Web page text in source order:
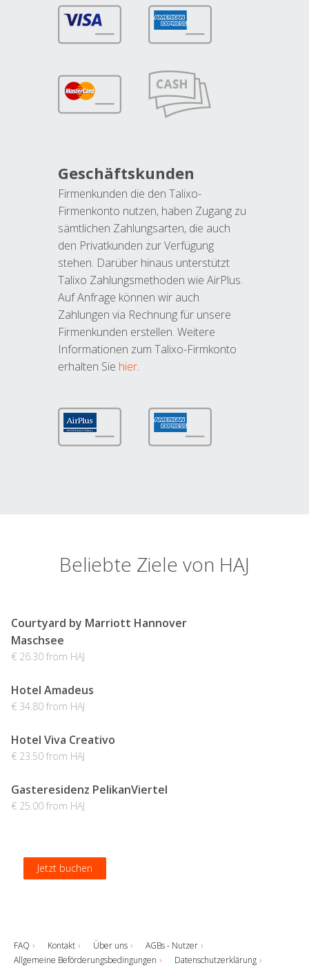
Geschäftskunden
Firmenkunden die den Talixo-
Firmenkonto nutzen, haben Zugang zu
sämtlichen Zahlungsarten, die auch
den Privatkunden zur Verfügung
stehen. Darüber hinaus unterstützt
Talixo Zahlungsmethoden wie AirPlus.
Auf Anfrage können wir auch
Zahlungen via Rechnung für unsere
Firmenkunden erstellen. Weitere
Informationen zum Talixo-Firmkonto
erhalten Sie hier.
Beliebte Ziele von HAJ
Courtyard by Marriott Hannover
Maschsee
€ 26.30 from HAJ
Jetzt buchen
Hotel Amadeus
€ 34.80 from HAJ
Jetzt buchen
Hotel Viva Creativo
€ 23.50 from HAJ
Jetzt buchen
Gasteresidenz PelikanViertel
€ 25.00 from HAJ
Jetzt buchen
FAQ Kontakt Über uns
AGBs - Nutzer
Allgemeine Beförderungsbedingungen
Datenschutzerklärung